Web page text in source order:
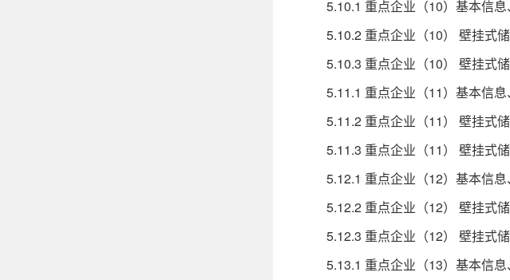
5.10.1 重点企业（10）基本信息
5.10.2 重点企业（10） 壁挂式储
5.10.3 重点企业（10） 壁挂式储
5.11.1 重点企业（11）基本信息
5.11.2 重点企业（11） 壁挂式储
5.11.3 重点企业（11） 壁挂式储
5.12.1 重点企业（12）基本信息
5.12.2 重点企业（12） 壁挂式储
5.12.3 重点企业（12） 壁挂式储
5.13.1 重点企业（13）基本信息